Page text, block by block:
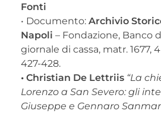
Fonti
• Documento: Archivio
Napoli – Fondazione, Banco
giornale di cassa, matr. 1677,
427-428.
• Christian De Lettriis “La
Lorenzo a San Severo: gli
Giuseppe e Gennaro